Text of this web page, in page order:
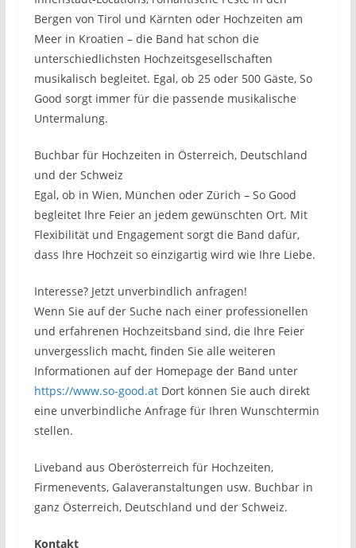
Bergen von Tirol und Kärnten oder Hochzeiten am
Meer in Kroatien – die Band hat schon die
unterschiedlichsten Hochzeitsgesellschaften
musikalisch begleitet. Egal, ob 25 oder 500 Gäste, So
Good sorgt immer für die passende musikalische
Untermalung.
Buchbar für Hochzeiten in Österreich, Deutschland
und der Schweiz
Egal, ob in Wien, München oder Zürich – So Good
begleitet Ihre Feier an jedem gewünschten Ort. Mit
Flexibilität und Engagement sorgt die Band dafür,
dass Ihre Hochzeit so einzigartig wird wie Ihre Liebe.
Interesse? Jetzt unverbindlich anfragen!
Wenn Sie auf der Suche nach einer professionellen
und erfahrenen Hochzeitsband sind, die Ihre Feier
unvergesslich macht, finden Sie alle weiteren
Informationen auf der Homepage der Band unter
https://www.so-good.atDort können Sie auch direkt
eine unverbindliche Anfrage für Ihren Wunschtermin
stellen.
Liveband aus Oberösterreich für Hochzeiten,
Firmenevents, Galaveranstaltungen usw. Buchbar in
ganz Österreich, Deutschland und der Schweiz.
Kontakt